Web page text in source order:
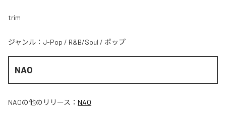
trim
ジャンル： J-Pop / R&B/Soul / ポップ
NAO
NAOの他のリリース： NAO